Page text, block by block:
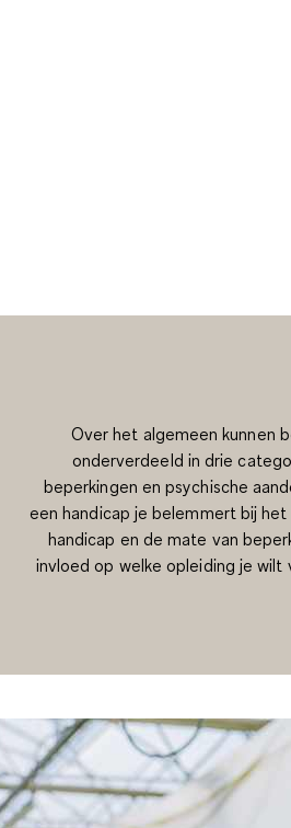
Over het algemeen kunnen
onderverdeeld in drie
beperkingen en psychische
een handicap je belemmert bij
handicap en de mate van
invloed op welke opleiding je wilt